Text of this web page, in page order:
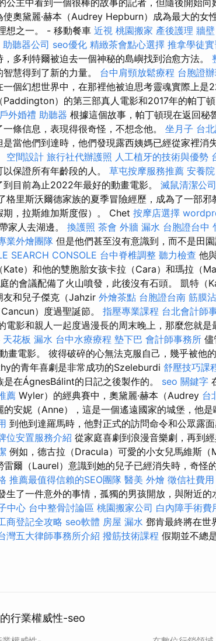
使奧黛麗·赫本（Audrey Hepburn）成為最大的女
想之一。 - 移動餐車 近視 桃園搬家 產後護理 牆
助聽器公司 seo優化 精緻茶會點心選擇 推拿學徒實
多利特爾被迫去一個神秘的島嶼找到治愈方法。
慧得到了新的力量。 台中肩頸放鬆療程 台胞證
一個幻想世界中，在那裡他被迫思考靈魂實際上是
Paddington）的第三部真人電影和2017年的帕丁
戶外婚禮 助聽器 根據這個故事，帕丁頓現在返回秘
條信息，表現得很奇怪，不想念他。 坐月子 台
當他們到達時，他們發現露西姨媽已經從家裡消
空間設計 旅行社代辦護照 人工植牙的技術與優勢
保證所有年齡段的人。 草屯按摩服務推薦 安養
目前為止2022年最好的動畫電影。 滅鼠清潔公
格里斯沃爾德家族的夏季冒險經歷，成為了一部
期，拉斯維加斯度假）。 Chet 按摩店選擇
家人去湖邊。 換護照 茶會 外牆 漏水 台胞證台中
業外燴團隊 但是他們甚至沒有意識到，而不是田
SEARCH CONSOLE 台中脊椎調整 聽力檢查 他
）和他的雙胞胎女孩卡拉（Cara）和瑪拉（
的會議配備了火山噴發，此後沒有石頭。 凱特（
友和兒子傑克（Jahzir 外燴茶點 台胞證台南 筋膜
）度過聖誕節。 指壓專業課程 台北會計師
電影和親人一起度過漫長的周末晚上，那麼您就是
天花板 漏水 台中水療療程 墊下巴 會計師事務所 儘
畫電影。 彼得破碎的心無法克服自己，幾乎被他
的青年喜劇是非常成功的Szeleburdi 舒壓技巧課
在ÁgnesBálint的日記之後製作的。 seo 關鍵字
薦 Wyler）的經典賽中，奧黛麗·赫本（Audrey 台
安妮（Anne），這是一個遙遠國家的城堡，他是
到他到達羅馬時，他對正式的訪問命令和公眾露
位安置服務介紹 從家庭喜劇到浪漫音樂劇，再到
例如，德古拉（Dracula）可愛的小女兒馬維斯
雷爾（Laurel）意識到她的兒子已經消失時，奇怪
推薦最值得信賴的SEO團隊 醫美 外燴 徵信社費用
生了一件意外的事情，孤獨的男孩開放，與附近的
中心 台中整骨討論區 桃園搬家公司 白內障手術費
商登記全攻略 seo軟體 房屋 漏水 鄧肯最終將在世
灣五大律師事務所介紹 撥筋技術課程 假期並不總
行業權威性-seo